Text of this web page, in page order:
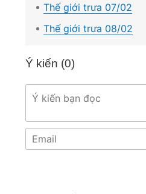
Thế giới trưa 07/02
Thế giới trưa 08/02
Ý kiến (0)